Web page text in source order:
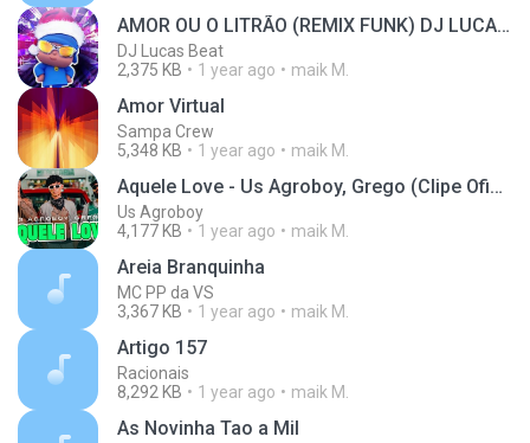
AMOR OU O LITRÃO (REMIX FUNK) DJ LUCAS BEAT
DJ Lucas Beat
2,375 KB
1 year ago maik M.
Amor Virtual
Sampa Crew
5,348 KB
1 year ago maik M.
Aquele Love - Us Agroboy, Grego (Clipe Oficial)
Us Agroboy
4,177 KB
1 year ago maik M.
Areia Branquinha
MC PP da VS
3,367 KB
1 year ago maik M.
Artigo 157
Racionais
8,292 KB
1 year ago maik M.
As Novinha Tao a Mil